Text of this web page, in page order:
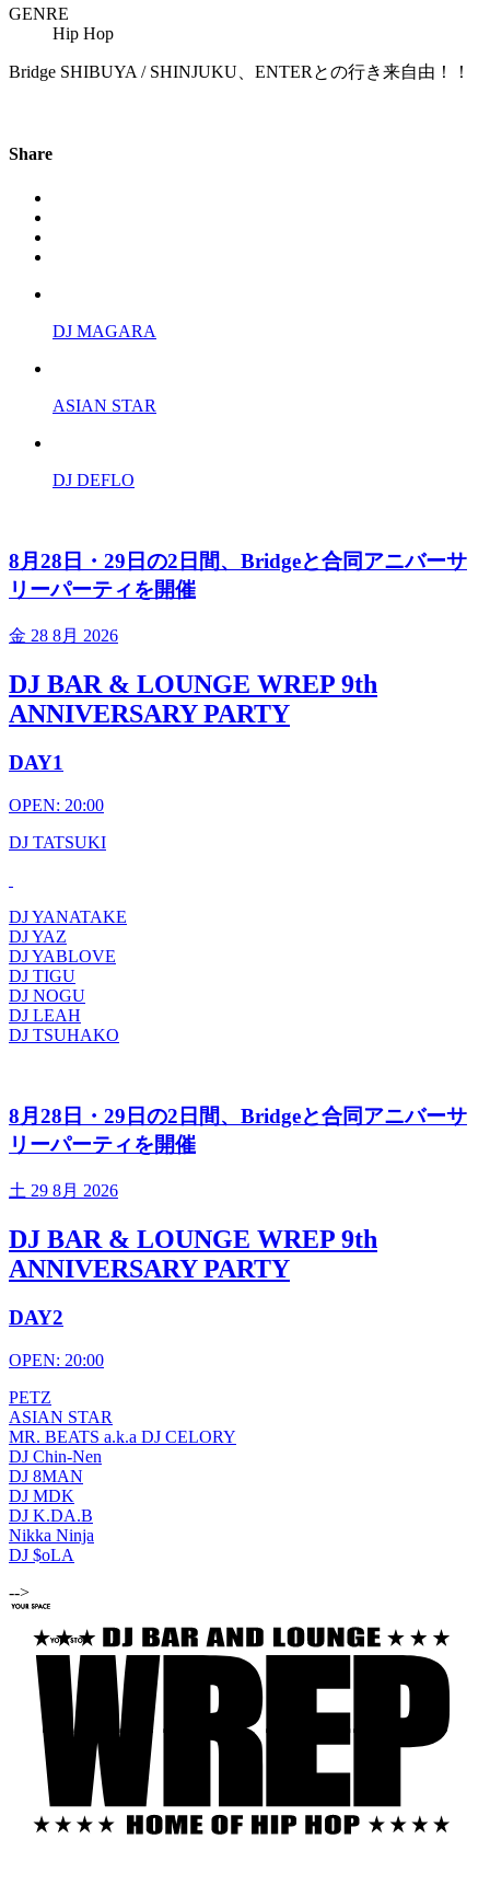
GENRE
Hip Hop
Bridge SHIBUYA / SHINJUKU、ENTERとの行き来自由！！
Share
DJ MAGARA
ASIAN STAR
DJ DEFLO
8月28日・29日の2日間、Bridgeと合同アニバーサ
リーパーティを開催
金 28 8月 2026
DJ BAR & LOUNGE WREP 9th
ANNIVERSARY PARTY
DAY1
OPEN: 20:00
DJ TATSUKI
DJ YANATAKE
DJ YAZ
DJ YABLOVE
DJ TIGU
DJ NOGU
DJ LEAH
DJ TSUHAKO
8月28日・29日の2日間、Bridgeと合同アニバーサ
リーパーティを開催
土 29 8月 2026
DJ BAR & LOUNGE WREP 9th
ANNIVERSARY PARTY
DAY2
OPEN: 20:00
PETZ
ASIAN STAR
MR. BEATS a.k.a DJ CELORY
DJ Chin-Nen
DJ 8MAN
DJ MDK
DJ K.DA.B
Nikka Ninja
DJ $oLA
-->